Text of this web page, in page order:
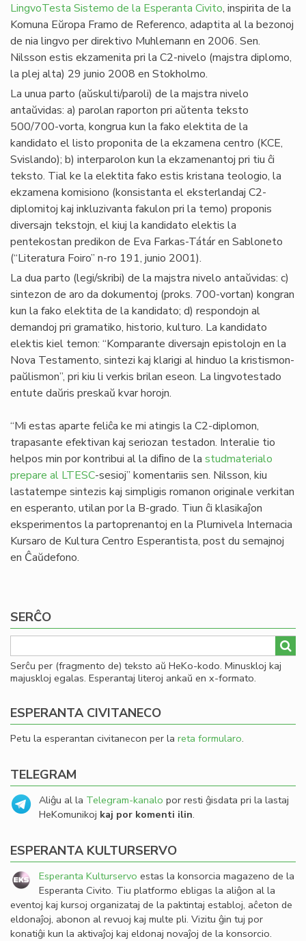
LingvoTesta Sistemo de la Esperanta Civito, inspirita de la
Komuna Eŭropa Framo de Referenco, adaptita al la bezonoj
de nia lingvo per direktivo Muhlemann en 2006. Sen.
Nilsson estis ekzamenita pri la C2-nivelo (majstra diplomo,
la plej alta) 29 junio 2008 en Stokholmo.
La unua parto (aŭskulti/paroli) de la majstra nivelo
antaŭvidas: a) parolan raporton pri aŭtenta teksto
500/700-vorta, kongrua kun la fako elektita de la
kandidato el listo proponita de la ekzamena centro (KCE,
Svislando); b) interparolon kun la ekzamenantoj pri tiu ĉi
teksto. Tial ke la elektita fako estis kristana teologio, la
ekzamena komisiono (konsistanta el eksterlandaj C2-
diplomitoj kaj inkluzivanta fakulon pri la temo) proponis
diversajn tekstojn, el kiuj la kandidato elektis la
pentekostan predikon de Eva Farkas-Tátár en Sabloneto
(“Literatura Foiro” n-ro 191, junio 2001).
La dua parto (legi/skribi) de la majstra nivelo antaŭvidas: c)
sintezon de aro da dokumentoj (proks. 700-vortan) kongran
kun la fako elektita de la kandidato; d) respondojn al
demandoj pri gramatiko, historio, kulturo. La kandidato
elektis kiel temon: “Komparante diversajn epistolojn en la
Nova Testamento, sintezi kaj klarigi al hinduo la kristismon-
paŭlismon”, pri kiu li verkis brilan eseon. La lingvotestado
entute daŭris preskaŭ kvar horojn.
“Mi estas aparte feliĉa ke mi atingis la C2-diplomon,
trapasante efektivan kaj seriozan testadon. Interalie tio
helpos min por kontribui al la diﬁno de la studmaterialo
prepare al LTESC-sesioj” komentariis sen. Nilsson, kiu
lastatempe sintezis kaj simpligis romanon originale verkitan
en esperanto, utilan por la B-grado. Tiun ĉi klasikaĵon
eksperimentos la partoprenantoj en la Plurnivela Internacia
Kursaro de Kultura Centro Esperantista, post du semajnoj
en Ĉaŭdefono.
SERĈO
Serĉu per (fragmento de) teksto aŭ HeKo-kodo. Minuskloj kaj
majuskloj egalas. Esperantaj literoj ankaŭ en x-formato.
ESPERANTA CIVITANECO
Petu la esperantan civitanecon per la reta formularo.
TELEGRAM
Aliĝu al la Telegram-kanalo por resti ĝisdata pri la lastaj
HeKomunikoj kaj por komenti ilin.
ESPERANTA KULTURSERVO
Esperanta Kulturservo estas la konsorcia magazeno de la
Esperanta Civito. Tiu platformo ebligas la aliĝon al la
eventoj kaj kursoj organizataj de la paktintaj establoj, aĉeton de
eldonaĵoj, abonon al revuoj kaj multe pli. Vizitu ĝin tuj por
konatiĝi kun la aktivaĵoj kaj eldonaj novaĵoj de la konsorcio.